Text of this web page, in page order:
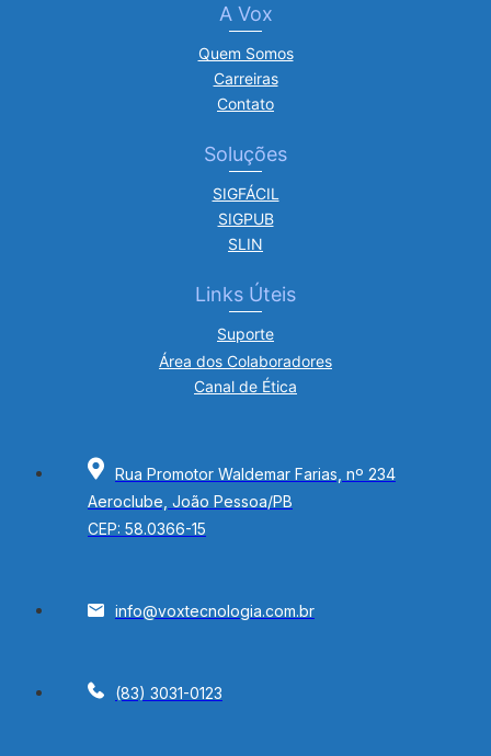
A Vox
Quem Somos
Carreiras
Contato
Soluções
SIGFÁCIL
SIGPUB
SLIN
Links Úteis
Suporte
Área dos Colaboradores
Canal de Ética
Rua Promotor Waldemar Farias, nº 234
Aeroclube, João Pessoa/PB
CEP: 58.0366-15
info@voxtecnologia.com.br
(83) 3031-0123